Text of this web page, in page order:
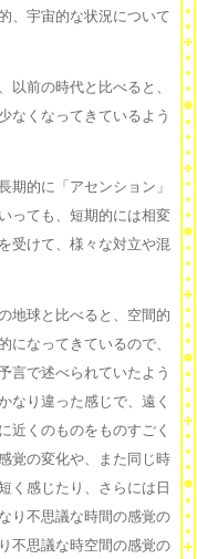
、宇宙的な状況について
前の時代と比べると、
なくなってきているよう
的に「アセンション」
っても、短期的には相変
受けて、様々な対立や混
地球と比べると、空間的
になってきているので、
言で述べられていたよう
なり違った感じで、遠く
近くのものをものすごく
覚の変化や、また同じ時
く感じたり、さらには日
り不思議な時間の感覚の
不思議な時空間の感覚の